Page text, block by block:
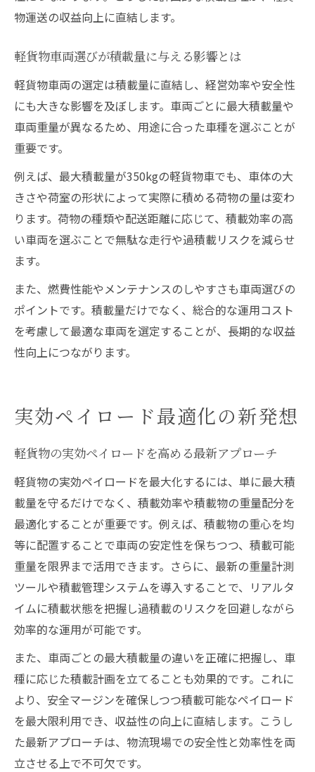
物運送の収益向上に直結します。
軽貨物車両選びが積載量に与える影響とは
軽貨物車両の選定は積載量に直結し、経営効率や安全性
にも大きな影響を及ぼします。車両ごとに最大積載量や
車両重量が異なるため、用途に合った車種を選ぶことが
重要です。
例えば、最大積載量が350kgの軽貨物車でも、車体の大
きさや荷室の形状によって実際に積める荷物の量は変わ
ります。荷物の種類や配送距離に応じて、積載効率の高
い車両を選ぶことで無駄な走行や過積載リスクを減らせ
ます。
また、燃費性能やメンテナンスのしやすさも車両選びの
ポイントです。積載量だけでなく、総合的な運用コスト
を考慮して最適な車両を選定することが、長期的な収益
性向上につながります。
実効ペイロード最適化の新発想
軽貨物の実効ペイロードを高める最新アプローチ
軽貨物の実効ペイロードを最大化するには、単に最大積
載量を守るだけでなく、積載効率や積載物の重量配分を
最適化することが重要です。例えば、積載物の重心を均
等に配置することで車両の安定性を保ちつつ、積載可能
重量を限界まで活用できます。さらに、最新の重量計測
ツールや積載管理システムを導入することで、リアルタ
イムに積載状態を把握し過積載のリスクを回避しながら
効率的な運用が可能です。
また、車両ごとの最大積載量の違いを正確に把握し、車
種に応じた積載計画を立てることも効果的です。これに
より、安全マージンを確保しつつ積載可能なペイロード
を最大限利用でき、収益性の向上に直結します。こうし
た最新アプローチは、物流現場での安全性と効率性を両
立させる上で不可欠です。